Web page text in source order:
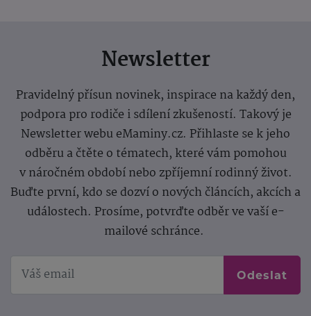
Newsletter
Pravidelný přísun novinek, inspirace na každý den,
podpora pro rodiče i sdílení zkušeností. Takový je
Newsletter webu eMaminy.cz. Přihlaste se k jeho
odběru a čtěte o tématech, které vám pomohou
v náročném období nebo zpříjemní rodinný život.
Buďte první, kdo se dozví o nových článcích, akcích a
událostech. Prosíme, potvrďte odběr ve vaší e-
mailové schránce.
Odeslat